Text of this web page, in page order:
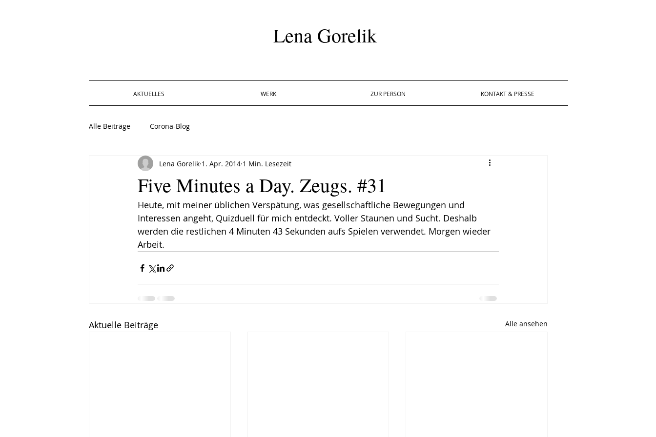
Lena Gorelik
AKTUELLES WERK ZUR PERSON KONTAKT & PRESSE
Alle Beiträge Corona-Blog
Five Minutes a Day. Zeugs. #31
Lena Gorelik 1. Apr. 2014 1 Min. Lesezeit
Heute, mit meiner üblichen Verspätung, was gesellschaftliche Bewegungen und
Interessen angeht, Quizduell für mich entdeckt. Voller Staunen und Sucht. Deshalb
werden die restlichen 4 Minuten 43 Sekunden aufs Spielen verwendet. Morgen wieder
Arbeit.
Aktuelle Beiträge Alle ansehen